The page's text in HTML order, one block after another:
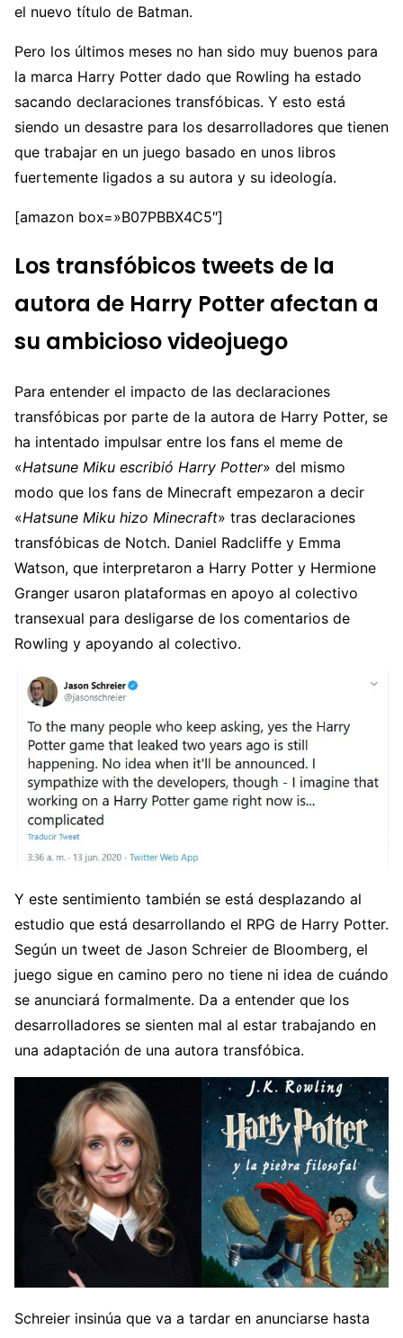
el nuevo título de Batman.
Pero los últimos meses no han sido muy buenos para
la marca Harry Potter dado que Rowling ha estado
sacando declaraciones transfóbicas. Y esto está
siendo un desastre para los desarrolladores que tienen
que trabajar en un juego basado en unos libros
fuertemente ligados a su autora y su ideología.
[amazon box=»B07PBBX4C5″]
Los transfóbicos tweets de la
autora de Harry Potter afectan a
su ambicioso videojuego
Para entender el impacto de las declaraciones
transfóbicas por parte de la autora de Harry Potter, se
ha intentado impulsar entre los fans el meme de
«Hatsune Miku escribió Harry Potter» del mismo
modo que los fans de Minecraft empezaron a decir
«Hatsune Miku hizo Minecraft» tras declaraciones
transfóbicas de Notch. Daniel Radcliffe y Emma
Watson, que interpretaron a Harry Potter y Hermione
Granger usaron plataformas en apoyo al colectivo
transexual para desligarse de los comentarios de
Rowling y apoyando al colectivo.
Y este sentimiento también se está desplazando al
estudio que está desarrollando el RPG de Harry Potter.
Según un tweet de Jason Schreier de Bloomberg, el
juego sigue en camino pero no tiene ni idea de cuándo
se anunciará formalmente. Da a entender que los
desarrolladores se sienten mal al estar trabajando en
una adaptación de una autora transfóbica.
Schreier insinúa que va a tardar en anunciarse hasta